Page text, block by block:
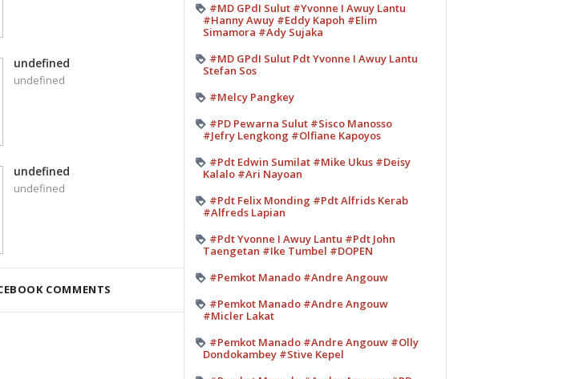
undefined
undefined
undefined
undefined
COMMENTS
#MD GPdI Sulut #Yvonne I Awuy Lantu
#Hanny Awuy #Eddy Kapoh #Elim
Simamora #Ady Sujaka
#MD GPdI Sulut Pdt Yvonne I Awuy Lantu
Stefan Sos
#Melcy Pangkey
#PD Pewarna Sulut #Sisco Manosso
#Jefry Lengkong #Olfiane Kapoyos
#Pdt Edwin Sumilat #Mike Ukus #Deisy
Kalalo #Ari Nayoan
#Pdt Felix Monding #Pdt Alfrids Kerab
#Alfreds Lapian
#Pdt Yvonne I Awuy Lantu #Pdt John
Taengetan #Ike Tumbel #DOPEN
#Pemkot Manado #Andre Angouw
#Pemkot Manado #Andre Angouw
#Micler Lakat
#Pemkot Manado #Andre Angouw #Olly
Dondokambey #Stive Kepel